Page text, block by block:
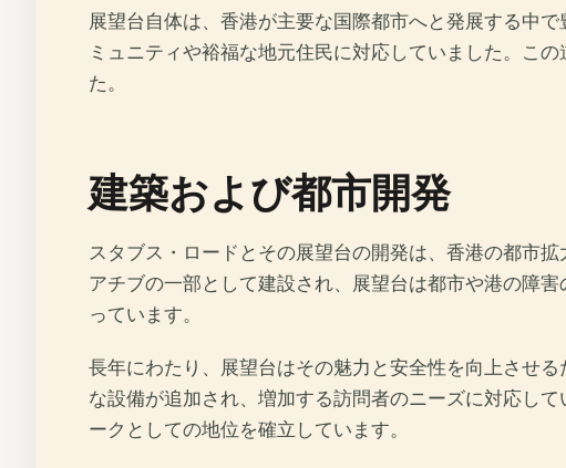
展望台自体は、香港が主要な国際都市へと発展する中
ミュニティや裕福な地元住民に対応していました。こ
た。
建築および都市開発
スタブス・ロードとその展望台の開発は、香港の都市
アチブの一部として建設され、展望台は都市や港の障
っています。
長年にわたり、展望台はその魅力と安全性を向上させ
な設備が追加され、増加する訪問者のニーズに対応し
ークとしての地位を確立しています。